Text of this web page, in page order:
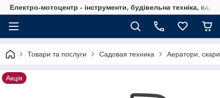
Електро-мотоцентр - інструменти, будівельна техніка,
Товари та послуги Садовая техника Аератори,
Акція